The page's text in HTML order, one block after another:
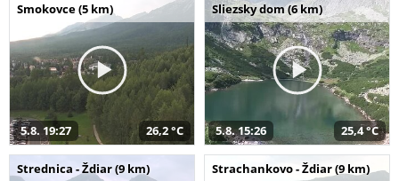
Smokovce (5 km)
5.8. 19:27 26,2 °C
Sliezsky dom (6 km)
5.8. 15:26 25,4 °C
Strednica - Ždiar (9 km) Strachankovo - Ždiar (9 km)